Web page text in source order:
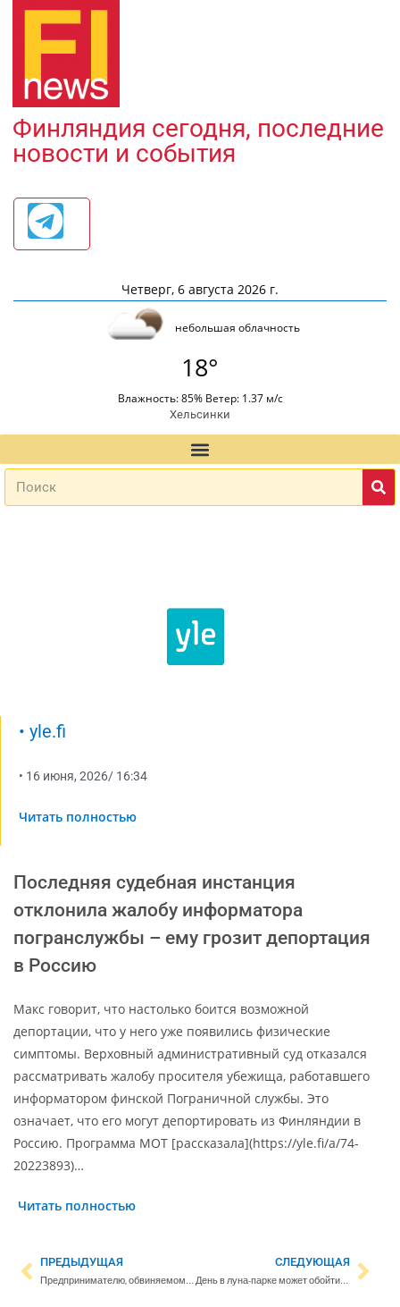
Финляндия сегодня, последние
новости и события
Четверг, 6 августа 2026 г.
небольшая облачность
18°
Влажность: 85% Ветер: 1.37 м/с
Хельсинки
• yle.fi
• 16 июня, 2026/ 16:34
Читать полностью
Последняя судебная инстанция
отклонила жалобу информатора
погранслужбы – ему грозит депортация
в Россию
Макс говорит, что настолько боится возможной
депортации, что у него уже появились физические
симптомы. Верховный административный суд отказался
рассматривать жалобу просителя убежища, работавшего
информатором финской Пограничной службы. Это
означает, что его могут депортировать из Финляндии в
Россию. Программа MOT [рассказала](https://yle.fi/a/74-
20223893)…
Читать полностью
ПРЕДЫДУЩАЯ
Предпринимателю, обвиняемому в обходе санкций против России, грозит четыре года тюрьмы
СЛЕДУЮЩАЯ
День в луна-парке может обойтись в сотни евро: сравнение показало колоссальную разницу